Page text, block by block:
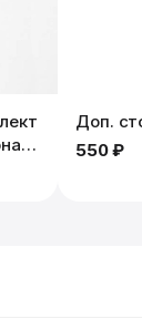
Доп.
550 ₽